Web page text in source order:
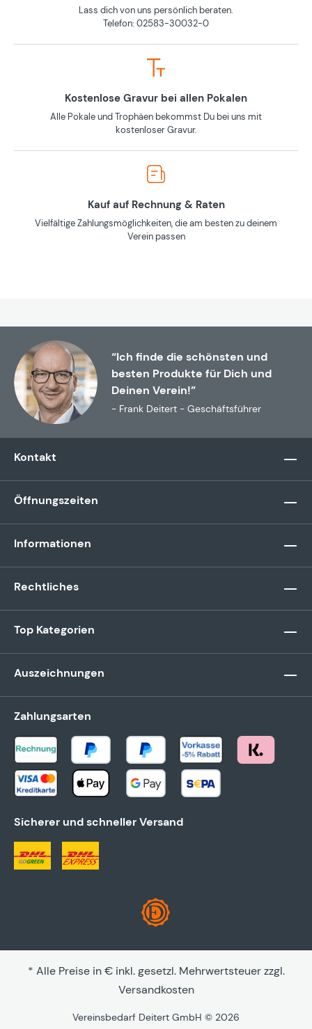
Lass dich von uns persönlich beraten.
Telefon: 02583-30032-0
Kostenlose Gravur bei allen Pokalen
Alle Pokale und Trophäen bekommst Du bei uns mit
kostenloser Gravur.
Kauf auf Rechnung & Raten
Vielfältige Zahlungsmöglichkeiten, die am besten zu deinem
Verein passen
“Ich finde die schönsten und
besten Produkte für Dich und
Deinen Verein!”
- Frank Deitert - Geschäftsführer
Kontakt
Öffnungszeiten
Informationen
Rechtliches
Top Kategorien
Auszeichnungen
Zahlungsarten
Sicherer und schneller Versand
* Alle Preise in € inkl. gesetzl. Mehrwertsteuer zzgl.
Versandkosten
Vereinsbedarf Deitert GmbH © 2026